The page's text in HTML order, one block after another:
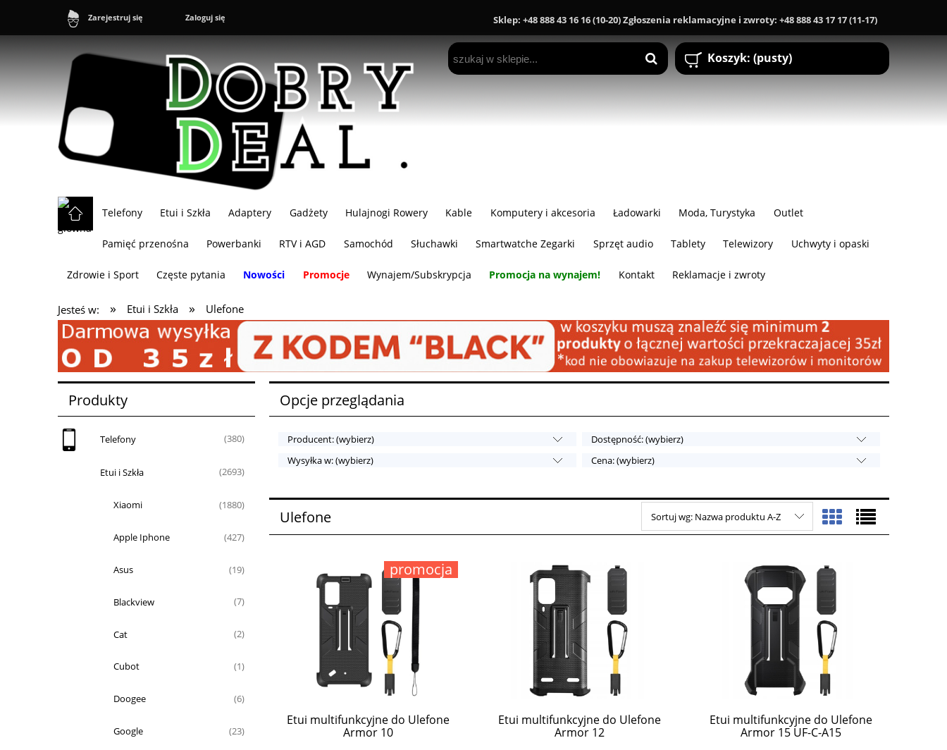
Zarejestruj się Zaloguj się Sklep: +48 888 43 16 16 (10-20) Zgłoszenia reklamacyjne i zwroty: +48 888 43 17 17 (11-17)
Koszyk: (pusty)
Telefony Etui i Szkła Adaptery Gadżety Hulajnogi Rowery Kable Komputery i akcesoria Ładowarki Moda, Turystyka Outlet
Pamięć przenośna Powerbanki RTV i AGD Samochód Słuchawki Smartwatche Zegarki Sprzęt audio Tablety Telewizory Uchwyty i opaski
Zdrowie i Sport Częste pytania Nowości Promocje Wynajem/Subskrypcja Promocja na wynajem! Kontakt Reklamacje i zwroty
Jesteś w: » Etui i Szkła » Ulefone
Produkty
Telefony (380)
Etui i Szkła (2693)
Xiaomi (1880)
Apple Iphone (427)
Asus (19)
Blackview (7)
Cat (2)
Cubot (1)
Doogee (6)
Google (23)
Opcje przeglądania
Producent: (wybierz)
Dostępność: (wybierz)
Wysyłka w: (wybierz)
Cena: (wybierz)
Ulefone Sortuj wg: Nazwa produktu A-Z
Etui multifunkcyjne do Ulefone
Armor 10
promocja
Etui multifunkcyjne do Ulefone
Armor 12
Etui multifunkcyjne do Ulefone
Armor 15 UF-C-A15